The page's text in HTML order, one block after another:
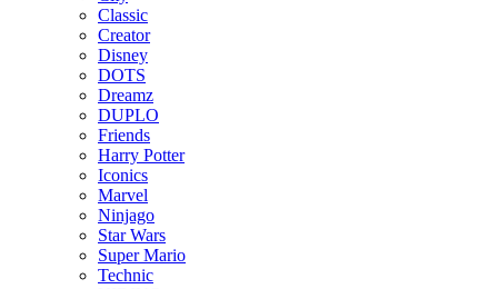
Classic
Creator
Disney
DOTS
Dreamz
DUPLO
Friends
Harry Potter
Iconics
Marvel
Ninjago
Star Wars
Super Mario
Technic